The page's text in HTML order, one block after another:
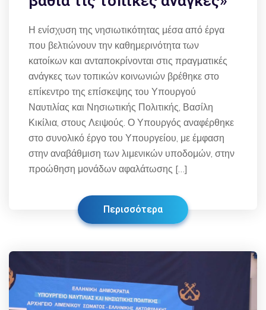
Η ενίσχυση της νησιωτικότητας μέσα από έργα
που βελτιώνουν την καθημερινότητα των
κατοίκων και ανταποκρίνονται στις πραγματικές
ανάγκες των τοπικών κοινωνιών βρέθηκε στο
επίκεντρο της επίσκεψης του Υπουργού
Ναυτιλίας και Νησιωτικής Πολιτικής, Βασίλη
Κικίλια, στους Λειψούς. Ο Υπουργός αναφέρθηκε
στο συνολικό έργο του Υπουργείου, με έμφαση
στην αναβάθμιση των λιμενικών υποδομών, στην
προώθηση μονάδων αφαλάτωσης […]
Περισσότερα